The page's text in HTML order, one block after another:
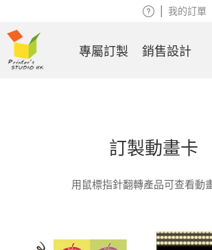
訂製動畫卡
用鼠標指針翻轉產品可查看動
我的訂單
專屬訂製 銷售設計